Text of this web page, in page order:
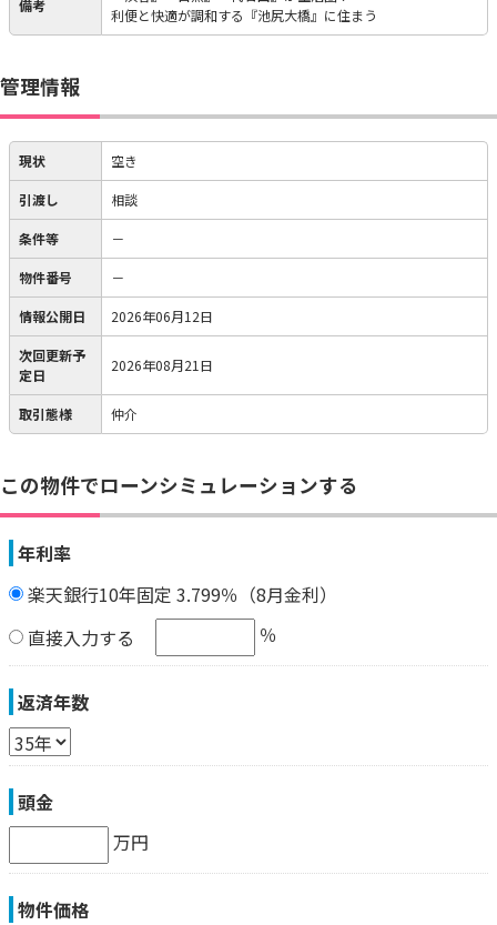
備考
利便と快適が調和する『池尻大橋』に住まう
管理情報
現状 空き
引渡し 相談
条件等 －
物件番号 －
情報公開日 2026年06月12日
次回更新予
定日
2026年08月21日
取引態様 仲介
この物件でローンシミュレーションする
年利率
楽天銀行10年固定 3.799％（8月金利）
直接入力する
％
返済年数
頭金
万円
物件価格